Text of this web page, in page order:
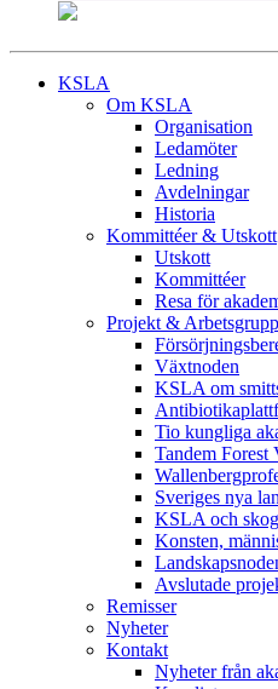
KSLA
Om KSLA
Organisation
Ledamöter
Ledning
Avdelningar
Historia
Kommittéer & Utskott
Utskott
Kommittéer
Resa för
Projekt &
Växtnoden
KSLA om
Tio kungliga
Tandem Forest
Sveriges nya
KSLA och
Konsten,
Avslutade
Remisser
Nyheter
Kontakt
Nyheter från